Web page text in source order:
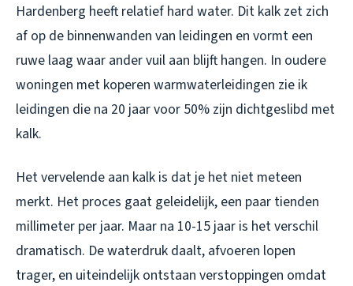
Hardenberg heeft relatief hard water. Dit kalk zet zich
af op de binnenwanden van leidingen en vormt een
ruwe laag waar ander vuil aan blijft hangen. In oudere
woningen met koperen warmwaterleidingen zie ik
leidingen die na 20 jaar voor 50% zijn dichtgeslibd met
kalk.
Het vervelende aan kalk is dat je het niet meteen
merkt. Het proces gaat geleidelijk, een paar tienden
millimeter per jaar. Maar na 10-15 jaar is het verschil
dramatisch. De waterdruk daalt, afvoeren lopen
trager, en uiteindelijk ontstaan verstoppingen omdat